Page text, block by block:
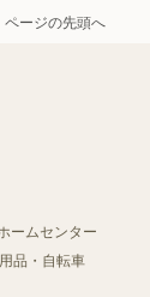
ページの先頭へ
ームセンター
品・自転車